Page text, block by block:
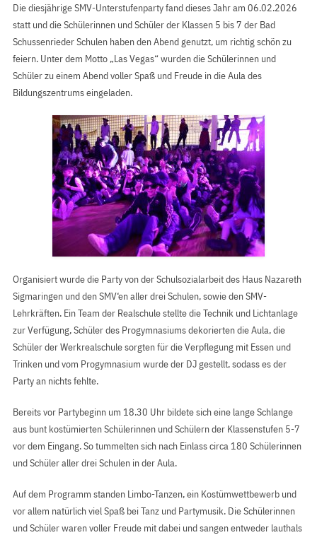
Die diesjährige SMV-Unterstufenparty fand dieses Jahr am 06.02.2026
statt und die Schülerinnen und Schüler der Klassen 5 bis 7 der Bad
Schussenrieder Schulen haben den Abend genutzt, um richtig schön zu
feiern. Unter dem Motto „Las Vegas“ wurden die Schülerinnen und
Schüler zu einem Abend voller Spaß und Freude in die Aula des
Bildungszentrums eingeladen.
Organisiert wurde die Party von der Schulsozialarbeit des Haus Nazareth
Sigmaringen und den SMV‘en aller drei Schulen, sowie den SMV-
Lehrkräften. Ein Team der Realschule stellte die Technik und Lichtanlage
zur Verfügung, Schüler des Progymnasiums dekorierten die Aula, die
Schüler der Werkrealschule sorgten für die Verpflegung mit Essen und
Trinken und vom Progymnasium wurde der DJ gestellt, sodass es der
Party an nichts fehlte.
Bereits vor Partybeginn um 18.30 Uhr bildete sich eine lange Schlange
aus bunt kostümierten Schülerinnen und Schülern der Klassenstufen 5-7
vor dem Eingang. So tummelten sich nach Einlass circa 180 Schülerinnen
und Schüler aller drei Schulen in der Aula.
Auf dem Programm standen Limbo-Tanzen, ein Kostümwettbewerb und
vor allem natürlich viel Spaß bei Tanz und Partymusik. Die Schülerinnen
und Schüler waren voller Freude mit dabei und sangen entweder lauthals